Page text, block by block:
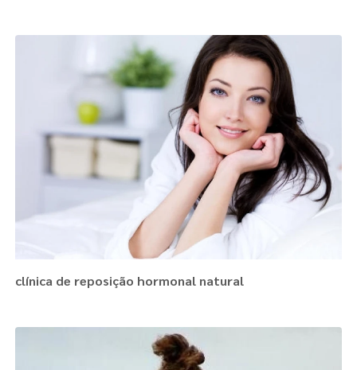
clínica de reposição hormonal natural